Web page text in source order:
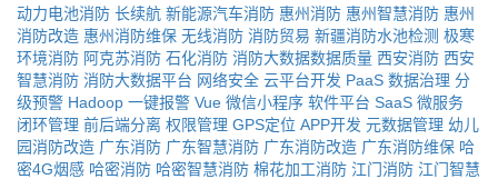
动力电池消防 长续航 新能源汽车消防 惠州消防 惠州智慧消防 惠州
消防改造 惠州消防维保 无线消防 消防贸易 新疆消防水池检测 极寒
环境消防 阿克苏消防 石化消防 消防大数据数据质量 西安消防 西安
智慧消防 消防大数据平台 网络安全 云平台开发 PaaS 数据治理 分
级预警 Hadoop 一键报警 Vue 微信小程序 软件平台 SaaS 微服务
闭环管理 前后端分离 权限管理 GPS定位 APP开发 元数据管理 幼儿
园消防改造 广东消防 广东智慧消防 广东消防改造 广东消防维保 哈
密4G烟感 哈密消防 哈密智慧消防 棉花加工消防 江门消防 江门智慧